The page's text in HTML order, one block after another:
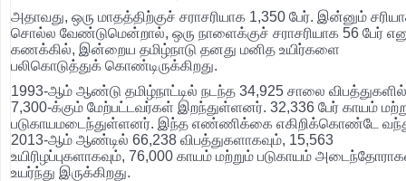
அதாவது, ஒரு மாதத்திற்குச் சராசரியாக 1,350 பேர். இன்னும்
சொல்ல வேண்டுமென்றால், ஒரு நாளைக்குச் சராசரியாக 56 பேர்
கணக்கில், இன்றைய தமிழ்நாடு தனது மனித உயிர்களை
பலிகொடுத்துக் கொண்டிருக்கிறது.
1993-ஆம் ஆண்டு தமிழ்நாட்டில் நடந்த 34,925 சாலை விபத்துகளில்
7,300-க்கும் மேற்பட்டவர்கள் இறந்துள்ளனர். 32,336 பேர் காயம்
படுகாயமடைந்துள்ளனர். இந்த எண்ணிக்கை எகிறிக்கொண்டே
2013-ஆம் ஆண்டில் 66,238 விபத்துகளாகவும், 15,563
உயிரிழப்புகளாகவும், 76,000 காயம் மற்றும் படுகாயம்
உயர்ந்து இருக்கிறது.